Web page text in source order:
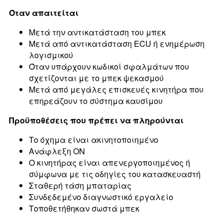
Όταν απαιτείται
Μετά την αντικατάσταση του μπεκ
Μετά από αντικατάσταση ECU ή ενημέρωση
λογισμικού
Όταν υπάρχουν κωδικοί σφαλμάτων που
σχετίζονται με το μπεκ ψεκασμού
Μετά από μεγάλες επισκευές κινητήρα που
επηρεάζουν το σύστημα καυσίμου
Προϋποθέσεις που πρέπει να πληρούνται
Το όχημα είναι ακινητοποιημένο
Ανάφλεξη ΟΝ
Ο κινητήρας είναι απενεργοποιημένος ή
σύμφωνα με τις οδηγίες του κατασκευαστή
Σταθερή τάση μπαταρίας
Συνδεδεμένο διαγνωστικό εργαλείο
Τοποθετήθηκαν σωστά μπεκ